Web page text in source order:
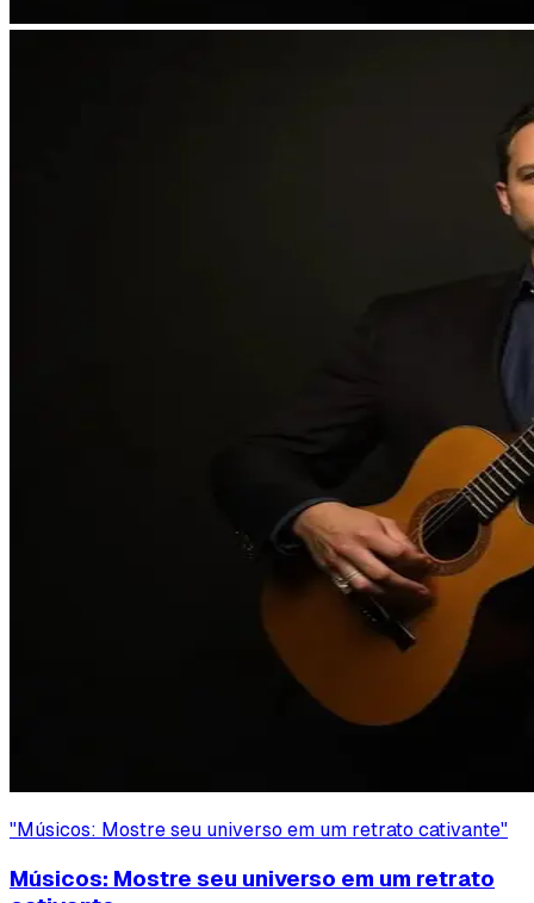
"Músicos: Mostre seu universo em um retrato cativante"
Músicos: Mostre seu universo em um retrato